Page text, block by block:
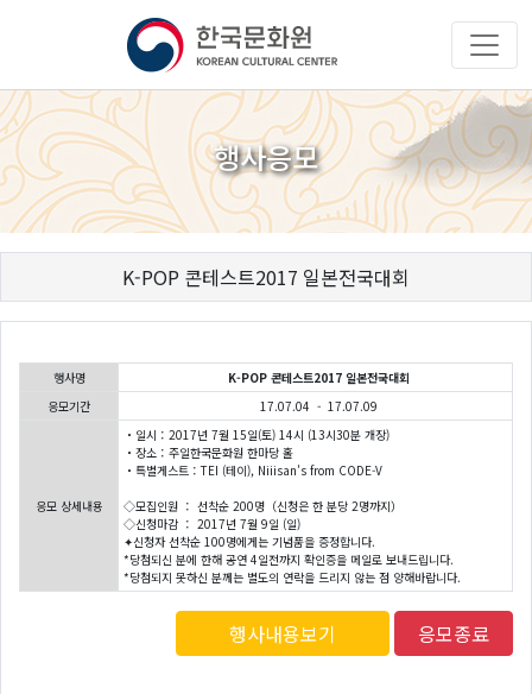
행사응모
K-POP 콘테스트2017 일본전국대회
행사명
K-POP 콘테스트2017 일본전국대회
응모기간
17.07.04 - 17.07.09
응모 상세내용
・일시：2017년 7월 15일(토) 14시 (13시30분 개장)
・장소：주일한국문화원 한마당 홀
・특별게스트：TEI (테이), Niiisan’s from CODE-V
◇모집인원 ： 선착순 200명（신청은 한 분당 2명까지）
◇신청마감 ： 2017년 7월 9일 (일)
✦신청자 선착순 100명에게는 기념품을 증정합니다.
*당첨되신 분에 한해 공연 4일전까지 확인증을 메일로 보내드립니다.
*당첨되지 못하신 분께는 별도의 연락을 드리지 않는 점 양해바랍니다.
행사내용보기 응모종료